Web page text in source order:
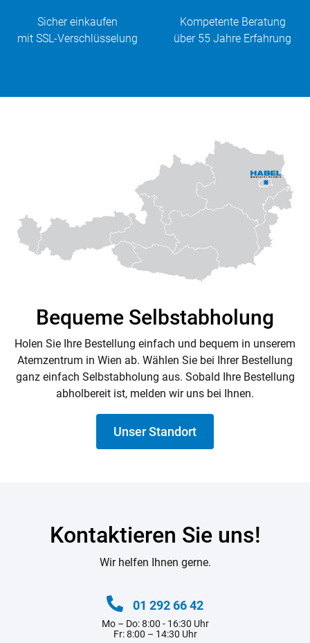
Sicher einkaufen
mit SSL-Verschlüsselung
Kompetente Beratung
über 55 Jahre Erfahrung
Bequeme Selbstabholung
Holen Sie Ihre Bestellung einfach und bequem in unserem
Atemzentrum in Wien ab. Wählen Sie bei Ihrer Bestellung
ganz einfach Selbstabholung aus. Sobald Ihre Bestellung
abholbereit ist, melden wir uns bei Ihnen.
Unser Standort
Kontaktieren Sie uns!
Wir helfen Ihnen gerne.
01 292 66 42
Mo – Do: 8:00 - 16:30 Uhr
Fr: 8:00 – 14:30 Uhr